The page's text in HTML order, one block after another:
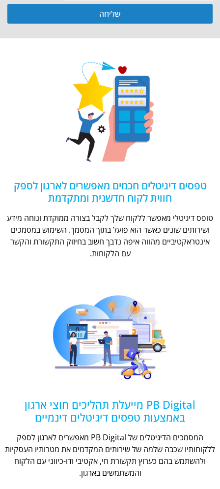
שליחה
טפסים דיגיטלים חכמים מאפשרים לארגון לספק
חווית לקוח חדשנית ומתקדמת
טופס דיגיטלי מאפשר ללקוח שלך לקבל בצורה ממוקדת ונוחה מידע
ושירותים שונים כאשר הוא פועל בתוך המסמך. השימוש במסמכים
אינטראקטיביים מהווה איפה נדבך חשוב בחיזוק התקשורת והקשר
עם הלקוחות.
PB Digital מייעלת תהליכים חוצי ארגון
באמצעות טפסים דיגיטלים דינמיים
המסמכים הדיגיטלים של PB Digital מאפשרים לארגון לספק
ללקוחותיו שכבה שלמה של שירותים המקדמים את מטרותיו העסקיות
ולהשתמש בהם כערוץ תקשורת חי, אקטיבי ודו-כיווני עם הלקוח
והמשתמשים בארגון.